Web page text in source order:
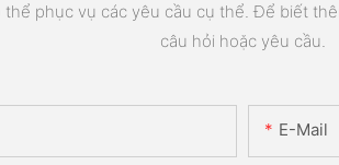
phục vụ các yêu cầu cụ thể. Để biết
câu hỏi hoặc yêu cầu.
E-Mail